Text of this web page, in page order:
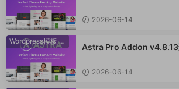
用于一般商业网站、跨境
装饰品、手表、化妆品、
行业购物网站WordPress
2026-06-14
Wordpress模板· WooCommerce主题
Astra Pro Addon v4.8.13
用于一般商业网站、跨境
2026-06-14